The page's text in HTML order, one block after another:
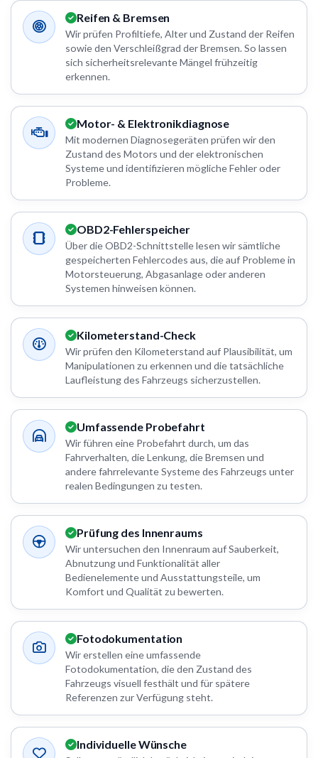
Reifen & Bremsen
Wir prüfen Profiltiefe, Alter und Zustand der Reifen
sowie den Verschleißgrad der Bremsen. So lassen
sich sicherheitsrelevante Mängel frühzeitig
erkennen.
Motor- & Elektronikdiagnose
Mit modernen Diagnosegeräten prüfen wir den
Zustand des Motors und der elektronischen
Systeme und identifizieren mögliche Fehler oder
Probleme.
OBD2-Fehlerspeicher
Über die OBD2-Schnittstelle lesen wir sämtliche
gespeicherten Fehlercodes aus, die auf Probleme in
Motorsteuerung, Abgasanlage oder anderen
Systemen hinweisen können.
Kilometerstand-Check
Wir prüfen den Kilometerstand auf Plausibilität, um
Manipulationen zu erkennen und die tatsächliche
Laufleistung des Fahrzeugs sicherzustellen.
Umfassende Probefahrt
Wir führen eine Probefahrt durch, um das
Fahrverhalten, die Lenkung, die Bremsen und
andere fahrrelevante Systeme des Fahrzeugs unter
realen Bedingungen zu testen.
Prüfung des Innenraums
Wir untersuchen den Innenraum auf Sauberkeit,
Abnutzung und Funktionalität aller
Bedienelemente und Ausstattungsteile, um
Komfort und Qualität zu bewerten.
Fotodokumentation
Wir erstellen eine umfassende
Fotodokumentation, die den Zustand des
Fahrzeugs visuell festhält und für spätere
Referenzen zur Verfügung steht.
Individuelle Wünsche